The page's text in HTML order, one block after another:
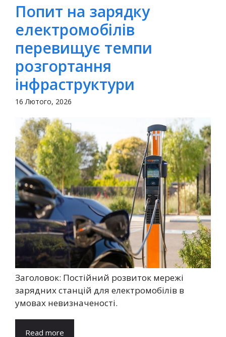
Попит на зарядку
електромобілів
перевищує темпи
розгортання
інфраструктури
16 Лютого, 2026
Заголовок: Постійний розвиток мережі
зарядних станцій для електромобілів в
умовах невизначеності.
Read more